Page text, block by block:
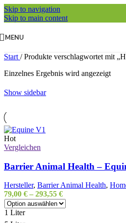
Skip to navigation
Skip to main content
MENU
Start / Produkte verschlagwortet mit
Einzelnes Ergebnis wird angezeigt
Show sidebar
Hot
Vergleichen
Barrier Animal Health –
Hersteller, Barrier Animal Health,
79,00 € – 293,55 €
1 Liter